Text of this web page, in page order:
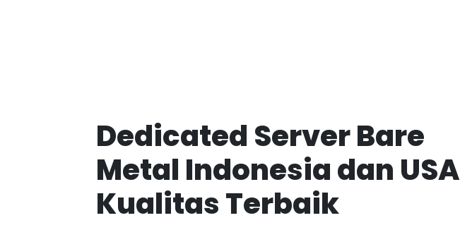
Dedicated Server Bare
Metal Indonesia dan USA
Kualitas Terbaik